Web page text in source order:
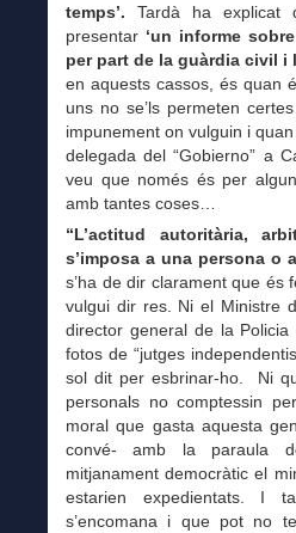
temps’.Tardà ha
presentar ‘un informe
per part de la guàrdia civil i
en aquests cassos, és quan
uns no se’ls permeten
impunement on vulguin i
delegada del “Gobierno” a
veu que només és per
amb tantes coses…
“L’actitud autoritària,
s’imposa a una persona o
s’ha de dir clarament que és
vulgui dir res. Ni el Ministre
director general de la
fotos de “jutges
sol dit per esbrinar-ho. Ni
personals no comptessin
moral que gasta aquesta
convé- amb la paraula
mitjanament democràtic el
estarien expedientats. I
s’encomana i que pot no